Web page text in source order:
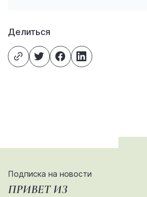
Делиться
Подписка на новости
ПРИВЕТ ИЗ